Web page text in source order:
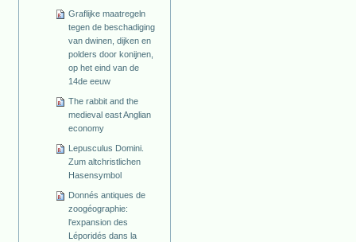
Graflijke maatregeln
tegen de beschadiging
van dwinen, dijken en
polders door konijnen,
op het eind van de
14de eeuw
The rabbit and the
medieval east Anglian
economy
Lepusculus Domini.
Zum altchristlichen
Hasensymbol
Donnés antiques de
zoogéographie:
l'expansion des
Léporidés dans la